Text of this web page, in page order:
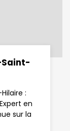
:
en
sur la